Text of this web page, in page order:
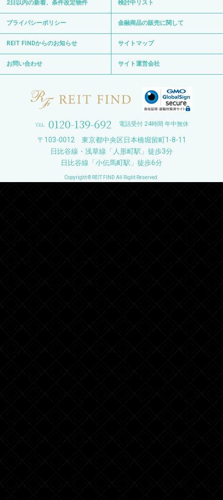
2日以内の新着、条件改定物件 検討中リスト
プライバシーポリシー 金融商品の販売に関して
REIT FINDからのお知らせ サイトマップ
お問い合わせ サイト運営会社
0120-139-692 電話受付 24時間 年中無休
〒103-0012 東京都中央区日本橋堀留町1-8-11
日比谷線・浅草線「人形町駅」徒歩3分
日比谷線「小伝馬町駅」徒歩6分
Copyright © REIT FIND All Right Reserved.